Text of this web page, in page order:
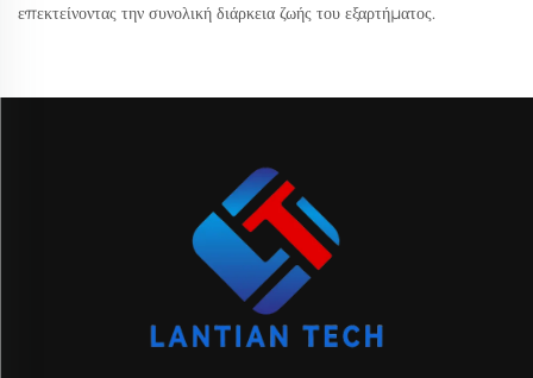
επεκτείνοντας την συνολική διάρκεια ζωής του εξαρτήματος.